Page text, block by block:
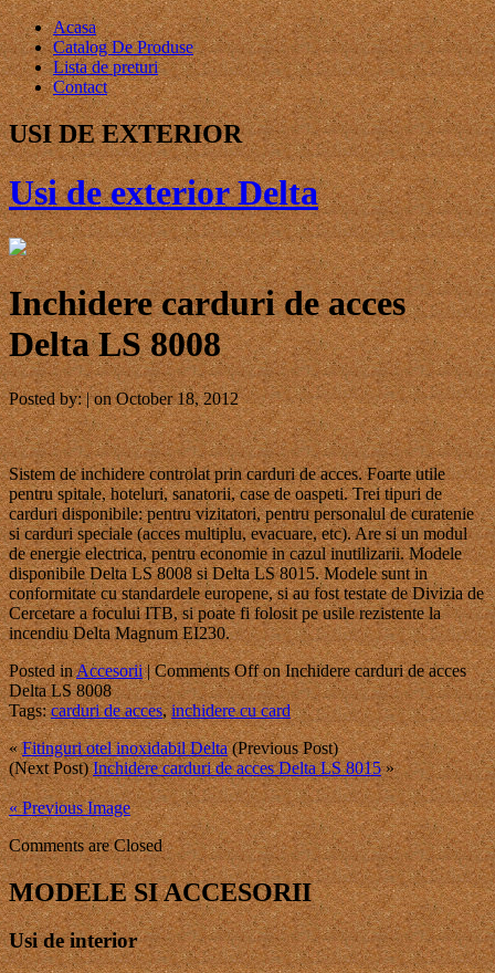
Acasa
Catalog De Produse
Lista de preturi
Contact
USI DE EXTERIOR
Usi de exterior Delta
Inchidere carduri de acces
Delta LS 8008
Posted by: | on October 18, 2012
Sistem de inchidere controlat prin carduri de acces. Foarte utile
pentru spitale, hoteluri, sanatorii, case de oaspeti. Trei tipuri de
carduri disponibile: pentru vizitatori, pentru personalul de curatenie
si carduri speciale (acces multiplu, evacuare, etc). Are si un modul
de energie electrica, pentru economie in cazul inutilizarii. Modele
disponibile Delta LS 8008 si Delta LS 8015. Modele sunt in
conformitate cu standardele europene, si au fost testate de Divizia de
Cercetare a focului ITB, si poate fi folosit pe usile rezistente la
incendiu Delta Magnum EI230.
Posted inAccesorii|Comments Offon Inchidere carduri de acces
Delta LS 8008
Tags:carduri de acces,inchidere cu card
«Fitinguri otel inoxidabil Delta(Previous Post)
(Next Post)Inchidere carduri de acces Delta LS 8015»
« Previous Image
Comments are Closed
MODELE SI ACCESORII
Usi de interior